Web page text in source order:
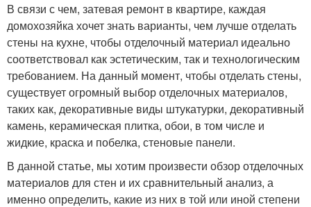
В связи с чем, затевая ремонт в квартире, каждая
домохозяйка хочет знать варианты, чем лучше отделать
стены на кухне, чтобы отделочный материал идеально
соответствовал как эстетическим, так и технологическим
требованием. На данный момент, чтобы отделать стены,
существует огромный выбор отделочных материалов,
таких как, декоративные виды штукатурки, декоративный
камень, керамическая плитка, обои, в том числе и
жидкие, краска и побелка, стеновые панели.
В данной статье, мы хотим произвести обзор отделочных
материалов для стен и их сравнительный анализ, а
именно определить, какие из них в той или иной степени